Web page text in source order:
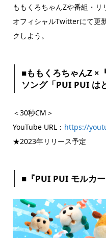
ももくろちゃんZや番組・
オフィシャルTwitterにて更
クしよう。
■ももくろちゃんZ ×
ソング「PUI PUI は
＜30秒CM＞
YouTube URL： https://
★2023年リリース予定
■『PUI PUI モルカー